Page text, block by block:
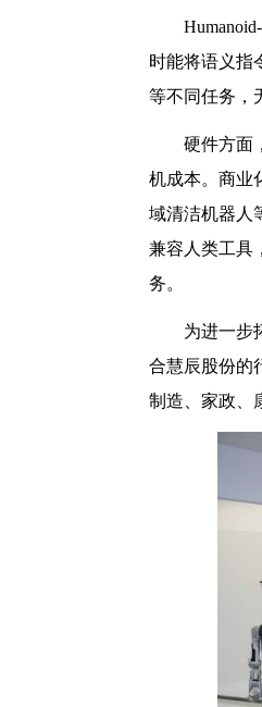
时能将语义指
等不同任务，
硬件方面
机成本。商业
域清洁机器人
兼容人类工具
务。
为进一步
合慧辰股份的
制造、家政、